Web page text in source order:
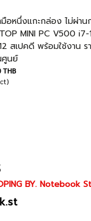
อหนึ่งแกะกล่อง ไม่ผ่านก
MINI PC V500 i7-
สเปคดี พร้อมใช้งาน
ศูนย์
THB
BY. Notebook